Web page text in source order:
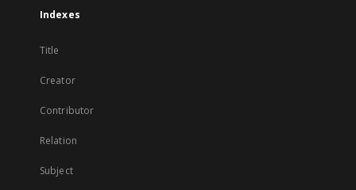
Indexes
Title
Creator
Contributor
Relation
Subject